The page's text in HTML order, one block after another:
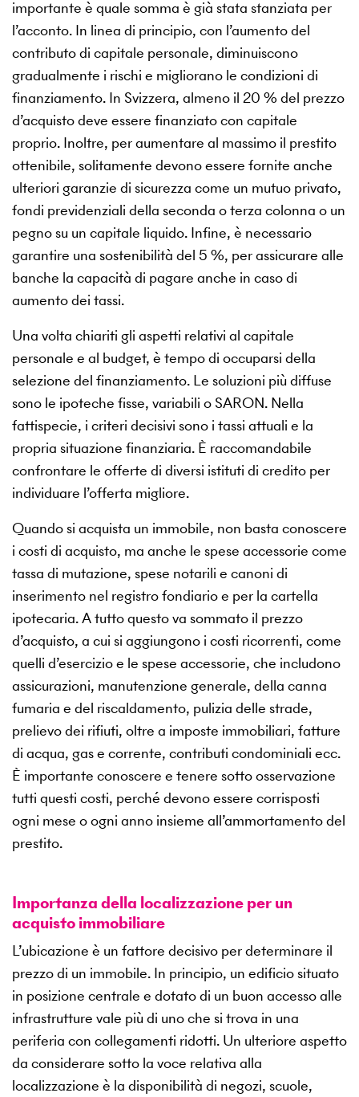
importante è quale somma è già stata stanziata per
l’acconto. In linea di principio, con l’aumento del
contributo di capitale personale, diminuiscono
gradualmente i rischi e migliorano le condizioni di
finanziamento. In Svizzera, almeno il 20 % del prezzo
d’acquisto deve essere finanziato con capitale
proprio. Inoltre, per aumentare al massimo il prestito
ottenibile, solitamente devono essere fornite anche
ulteriori garanzie di sicurezza come un mutuo privato,
fondi previdenziali della seconda o terza colonna o un
pegno su un capitale liquido. Infine, è necessario
garantire una sostenibilità del 5 %, per assicurare alle
banche la capacità di pagare anche in caso di
aumento dei tassi.
Una volta chiariti gli aspetti relativi al capitale
personale e al budget, è tempo di occuparsi della
selezione del finanziamento. Le soluzioni più diffuse
sono le ipoteche fisse, variabili o SARON. Nella
fattispecie, i criteri decisivi sono i tassi attuali e la
propria situazione finanziaria. È raccomandabile
confrontare le offerte di diversi istituti di credito per
individuare l’offerta migliore.
Quando si acquista un immobile, non basta conoscere
i costi di acquisto, ma anche le spese accessorie come
tassa di mutazione, spese notarili e canoni di
inserimento nel registro fondiario e per la cartella
ipotecaria. A tutto questo va sommato il prezzo
d’acquisto, a cui si aggiungono i costi ricorrenti, come
quelli d’esercizio e le spese accessorie, che includono
assicurazioni, manutenzione generale, della canna
fumaria e del riscaldamento, pulizia delle strade,
prelievo dei rifiuti, oltre a imposte immobiliari, fatture
di acqua, gas e corrente, contributi condominiali ecc.
È importante conoscere e tenere sotto osservazione
tutti questi costi, perché devono essere corrisposti
ogni mese o ogni anno insieme all’ammortamento del
prestito.
Importanza della localizzazione per un
acquisto immobiliare
L’ubicazione è un fattore decisivo per determinare il
prezzo di un immobile. In principio, un edificio situato
in posizione centrale e dotato di un buon accesso alle
infrastrutture vale più di uno che si trova in una
periferia con collegamenti ridotti. Un ulteriore aspetto
da considerare sotto la voce relativa alla
localizzazione è la disponibilità di negozi, scuole,